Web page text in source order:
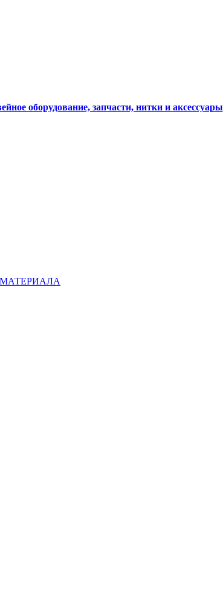
оборудование, запчасти, нитки и аксессуары
МАТЕРИАЛА